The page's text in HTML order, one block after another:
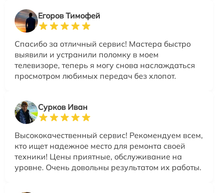
Егоров Тимофей
Спасибо за отличный сервис! Мастера быстро
выявили и устранили поломку в моем
телевизоре, теперь я могу снова наслаждаться
просмотром любимых передач без хлопот.
Сурков Иван
Высококачественный сервис! Рекомендуем всем,
кто ищет надежное место для ремонта своей
техники! Цены приятные, обслуживание на
уровне. Очень довольны результатом их работы.